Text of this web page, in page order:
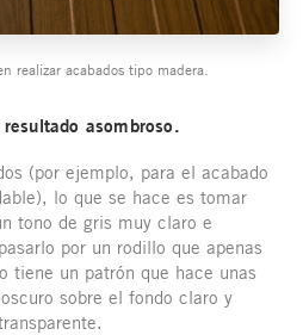
realizar acabados tipo madera.
asombroso.
(por ejemplo, para el acabado
lo que se hace es tomar
tono de gris muy claro e
por un rodillo que apenas
tiene un patrón que hace unas
sobre el fondo claro y